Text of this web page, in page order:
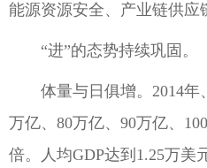
能源资源安全、产业链供
“进”的态势持续巩固。
体量与日俱增。2014年、
万亿、80万亿、90万亿、
倍。人均GDP达到1.25万美